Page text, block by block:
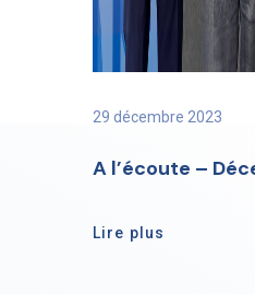
29 décembre 2023
A l’écoute –
Lire plus